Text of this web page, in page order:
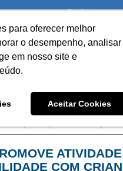
para oferecer melhor
o desempenho, analisar
em nosso site e
Aceitar Cookies
Onde
março
COM